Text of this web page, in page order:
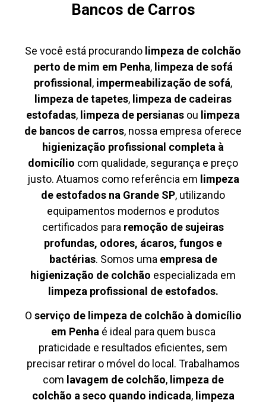
Bancos de Carros
Se você está procurando limpeza de colchão
perto de mim em Penha, limpeza de sofá
profissional , impermeabilização de sofá,
limpeza de tapetes, limpeza de cadeiras
estofadas, limpeza de persianas ou limpeza
de bancos de carros, nossa empresa oferece
higienização profissional completa à
domicílio com qualidade, segurança e preço
justo. Atuamos como referência em limpeza
de estofados na Grande SP, utilizando
equipamentos modernos e produtos
certificados para remoção de sujeiras
profundas, odores, ácaros, fungos e
bactérias. Somos uma empresa de
higienização de colchão especializada em
limpeza profissional de estofados.
O serviço de limpeza de colchão à domicílio
em Penhaé ideal para quem busca
praticidade e resultados eficientes, sem
precisar retirar o móvel do local. Trabalhamos
com lavagem de colchão, limpeza de
colchão a seco quando indicada, limpeza